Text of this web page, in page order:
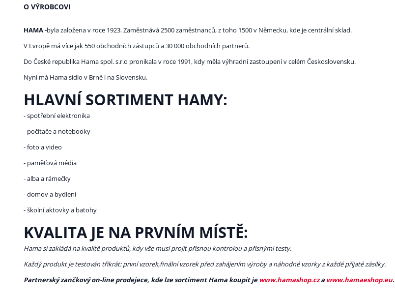
O VÝROBCOVI
HAMA -byla založena v roce 1923. Zaměstnává 2500 zaměstnanců, z toho 1500 v Německu, kde je centrální sklad.
V Evropě má více jak 550 obchodních zástupců a 30 000 obchodních partnerů.
Do České republika Hama spol. s.r.o pronikala v roce 1991, kdy měla výhradní zastoupení v celém Československu.
Nyní má Hama sídlo v Brně i na Slovensku.
HLAVNÍ SORTIMENT HAMY:
- spotřební elektronika
- počítače a notebooky
- foto a video
- paměťová média
- alba a rámečky
- domov a bydlení
- školní aktovky a batohy
KVALITA JE NA PRVNÍM MÍSTĚ:
Hama si zakládá na kvalitě produktů, kdy vše musí projít přísnou kontrolou a přísnými testy.
Každý produkt je testován třikrát: první vzorek,finální vzorek před zahájením výroby a náhodné vzorky z každé přijaté zásilky.
Partnerský zančkový on-line prodejece, kde lze sortiment Hama koupit je www.hamashop.cza www.hamaeshop.eu.